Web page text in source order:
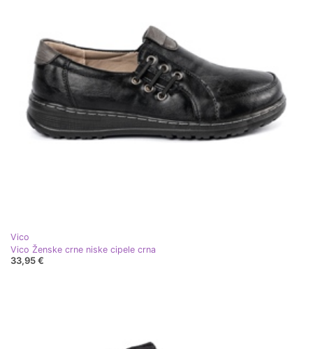
Vico
Vico Ženske crne niske cipele crna
33,95 €